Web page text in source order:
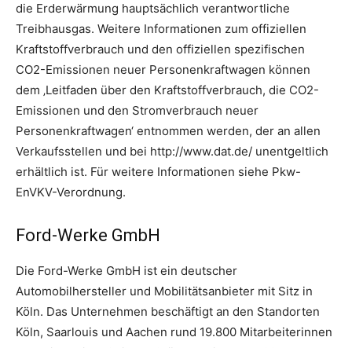
die Erderwärmung hauptsächlich verantwortliche
Treibhausgas. Weitere Informationen zum offiziellen
Kraftstoffverbrauch und den offiziellen spezifischen
CO2-Emissionen neuer Personenkraftwagen können
dem ‚Leitfaden über den Kraftstoffverbrauch, die CO2-
Emissionen und den Stromverbrauch neuer
Personenkraftwagen‘ entnommen werden, der an allen
Verkaufsstellen und bei http://www.dat.de/ unentgeltlich
erhältlich ist. Für weitere Informationen siehe Pkw-
EnVKV-Verordnung.
Ford-Werke GmbH
Die Ford-Werke GmbH ist ein deutscher
Automobilhersteller und Mobilitätsanbieter mit Sitz in
Köln. Das Unternehmen beschäftigt an den Standorten
Köln, Saarlouis und Aachen rund 19.800 Mitarbeiterinnen